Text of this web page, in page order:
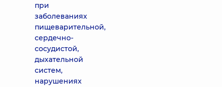
при
заболеваниях
пищеварительной,
сердечно-
сосудистой,
дыхательной
систем,
нарушениях